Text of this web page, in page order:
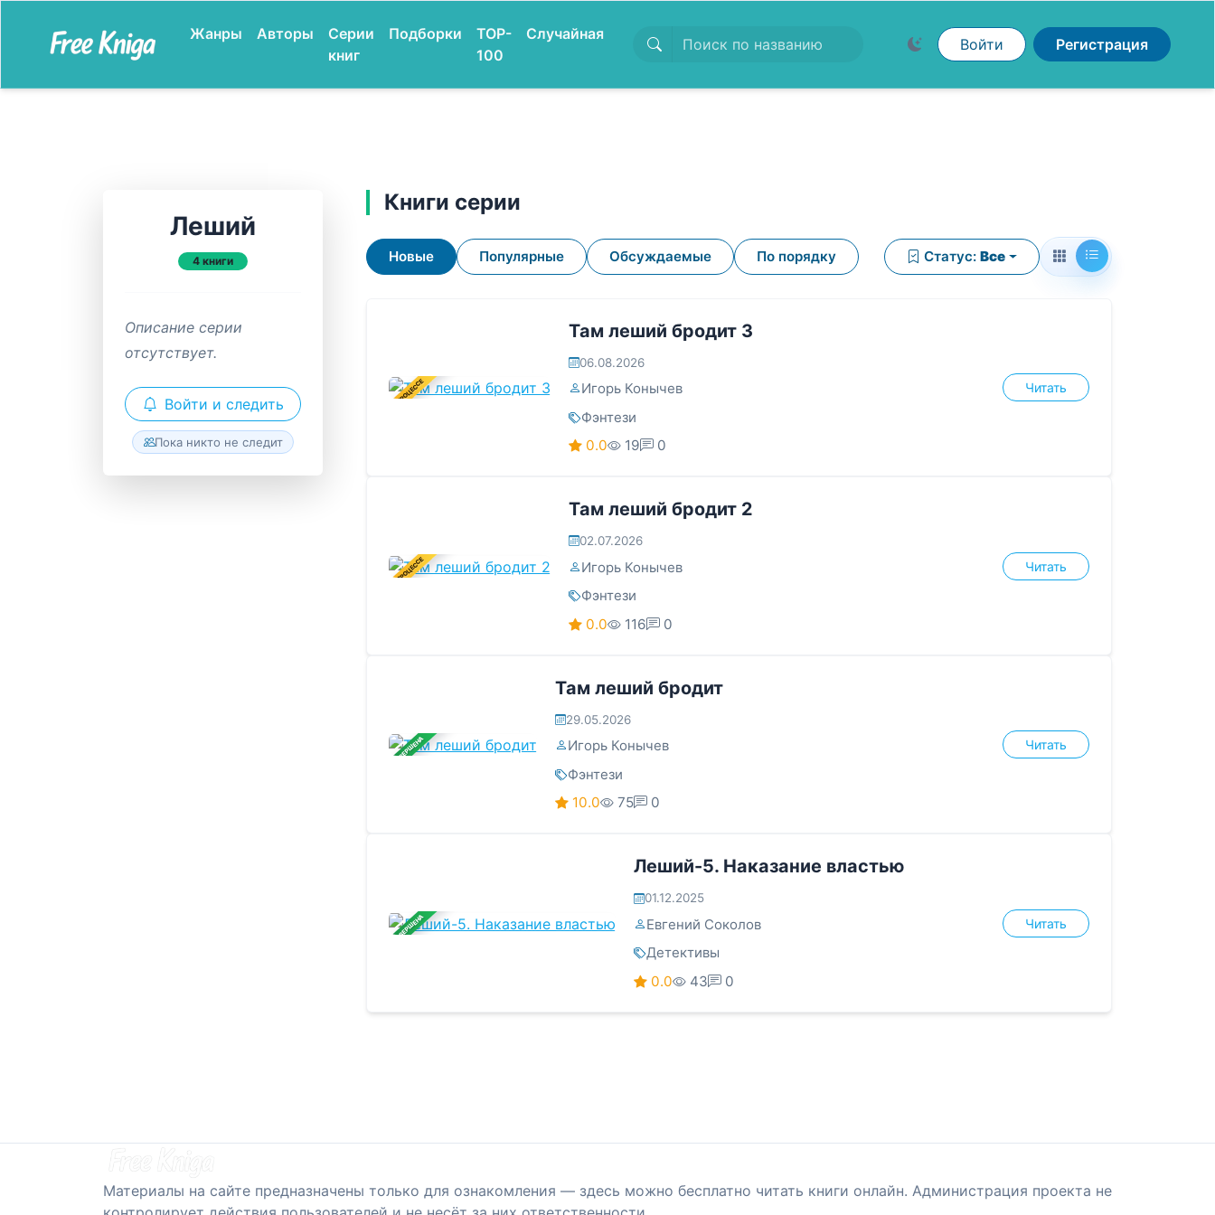
Жанры Авторы
Серии
книг
Подборки
TOP-
100
Случайная
Войти Регистрация
Леший
4 книги
Описание серии
отсутствует.
Войти и следить
Пока никто не следит
Книги серии
Новые Популярные Обсуждаемые По порядку Статус: Все
В ПРОЦЕССЕ
Там леший бродит 3
06.08.2026
Игорь Конычев
Фэнтези
0.0
19 0
Читать
В ПРОЦЕССЕ
Там леший бродит 2
02.07.2026
Игорь Конычев
Фэнтези
0.0
116 0
Читать
ЗАВЕРШЕНА
Там леший бродит
29.05.2026
Игорь Конычев
Фэнтези
10.0
75 0
Читать
ЗАВЕРШЕНА
Леший-5. Наказание властью
01.12.2025
Евгений Соколов
Детективы
0.0
43 0
Читать
Материалы на сайте предназначены только для ознакомления — здесь можно бесплатно читать книги онлайн. Администрация проекта не